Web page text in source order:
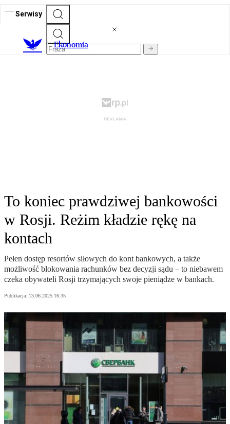
Serwisy
Ekonomia
To koniec prawdziwej bankowości
w Rosji. Reżim kładzie rękę na
kontach
Pełen dostęp resortów siłowych do kont bankowych, a także
możliwość blokowania rachunków bez decyzji sądu – to niebawem
czeka obywateli Rosji trzymających swoje pieniądze w bankach.
Publikacja: 13.06.2025 16:35